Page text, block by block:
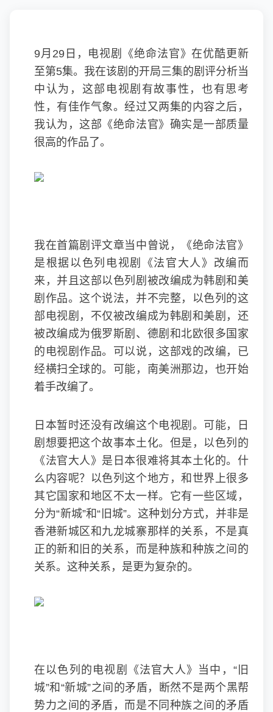
9月29日，电视剧《绝命法官》在优酷更新
至第5集。我在该剧的开局三集的剧评分析当
中认为，这部电视剧有故事性，也有思考
性，有佳作气象。经过又两集的内容之后，
我认为，这部《绝命法官》确实是一部质量
很高的作品了。
我在首篇剧评文章当中曾说，《绝命法官》
是根据以色列电视剧《法官大人》改编而
来，并且这部以色列剧被改编成为韩剧和美
剧作品。这个说法，并不完整，以色列的这
部电视剧，不仅被改编成为韩剧和美剧，还
被改编成为俄罗斯剧、德剧和北欧很多国家
的电视剧作品。可以说，这部戏的改编，已
经横扫全球的。可能，南美洲那边，也开始
着手改编了。
日本暂时还没有改编这个电视剧。可能，日
剧想要把这个故事本土化。但是，以色列的
《法官大人》是日本很难将其本土化的。什
么内容呢？以色列这个地方，和世界上很多
其它国家和地区不太一样。它有一些区域，
分为“新城”和“旧城”。这种划分方式，并非是
香港新城区和九龙城寨那样的关系，不是真
正的新和旧的关系，而是种族和种族之间的
关系。这种关系，是更为复杂的。
在以色列的电视剧《法官大人》当中，“旧
城”和“新城”之间的矛盾，断然不是两个黑帮
势力之间的矛盾，而是不同种族之间的矛盾